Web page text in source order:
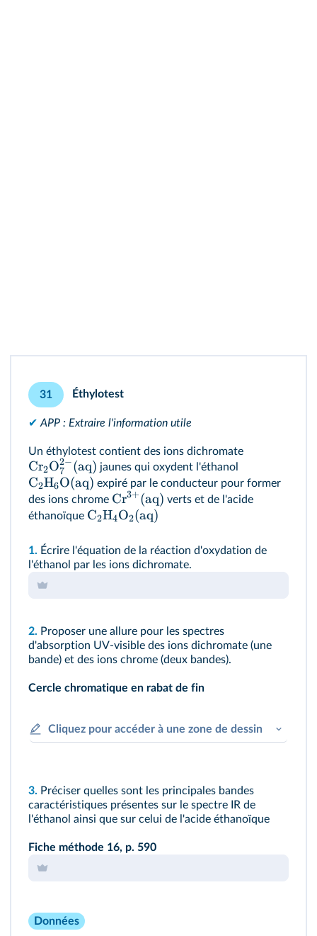
31 Éthylotest
✔ APP : Extraire l'information utile
Un éthylotest contient des ions dichromate
Cr2O7
2−(aq) jaunes qui oxydent l'éthanol
C2H6O(aq) expiré par le conducteur pour former
des ions chrome Cr3+(aq) verts et de l'acide
éthanoïque C2H4O2(aq)
1. Écrire l'équation de la réaction d'oxydation de
l'éthanol par les ions dichromate.
2. Proposer une allure pour les spectres
d'absorption UV-visible des ions dichromate (une
bande) et des ions chrome (deux bandes).
Cercle chromatique en rabat de fin
Cliquez pour accéder à une zone de dessin
3. Préciser quelles sont les principales bandes
caractéristiques présentes sur le spectre IR de
l'éthanol ainsi que sur celui de l'acide éthanoïque
Fiche méthode 16, p. 590
Données